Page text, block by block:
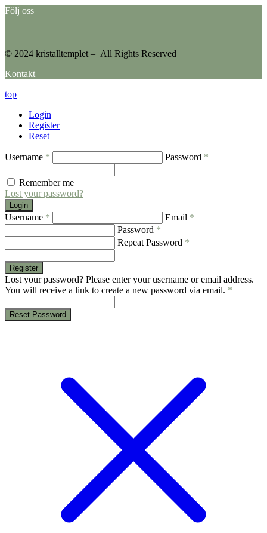
Följ oss
© 2024 kristalltemplet – All Rights Reserved
Kontakt
top
Login
Register
Reset
Username * Password *
Remember me
Lost your password?
Login
Username * Email *
Password *
Repeat Password *
Register
Lost your password? Please enter your username or email address.
You will receive a link to create a new password via email. *
Reset Password